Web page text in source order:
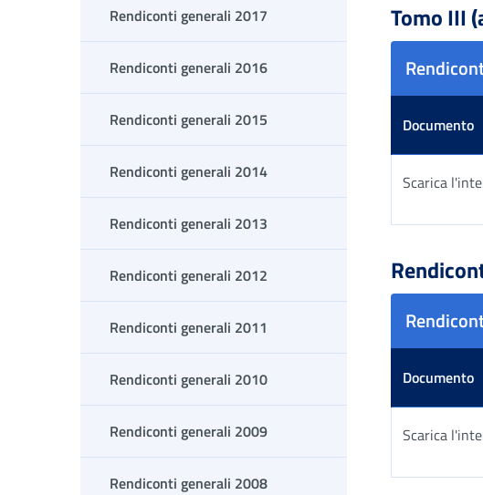
Rendiconti generali 2017
Rendiconti generali 2016
Rendiconti generali 2015
Rendiconti generali 2014
Rendiconti generali 2013
Rendiconti generali 2012
Rendiconti generali 2011
Rendiconti generali 2010
Rendiconti generali 2009
Rendiconti generali 2008
Tomo III
Documento
Scarica
Documento
Scarica